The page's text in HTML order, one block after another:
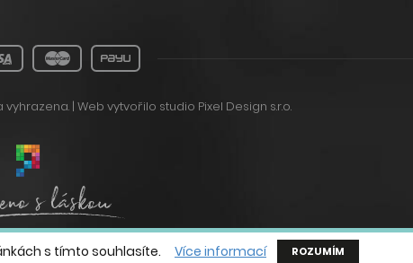
vyhrazena. | Web vytvořilo studio Pixel Design s.r.o.
s tímto souhlasíte. Více informací ROZUMÍM